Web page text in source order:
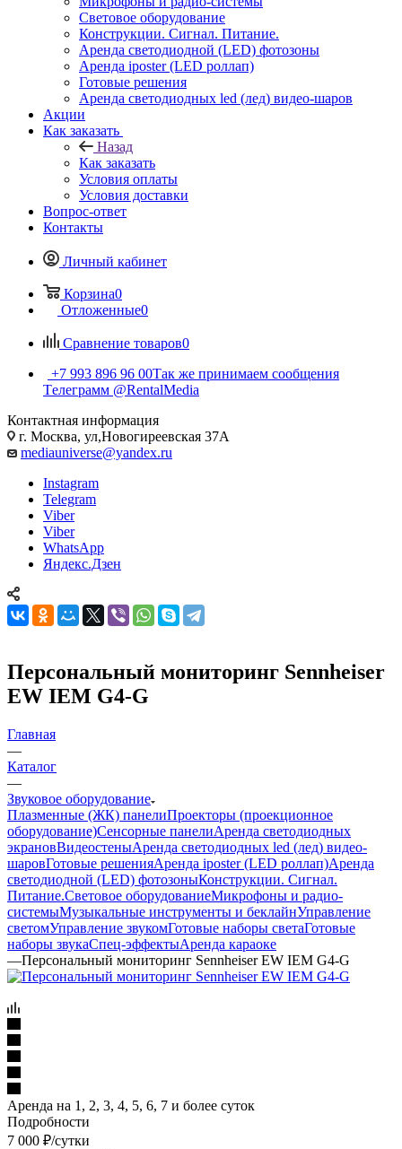
Световое оборудование
Конструкции. Сигнал. Питание.
Аренда светодиодной (LED) фотозоны
Аренда iposter (LED роллап)
Готовые решения
Аренда светодиодных led (лед) видео-шаров
Акции
Как заказать
Назад
Как заказать
Условия оплаты
Условия доставки
Вопрос-ответ
Контакты
Личный кабинет
Корзина0
Отложенные0
Сравнение товаров0
+7 993 896 96 00Так же принимаем сообщения
Tелеграмм @RentalMedia
Контактная информация
г. Москва, ул,Новогиреевская 37А
mediauniverse@yandex.ru
Instagram
Telegram
Viber
Viber
WhatsApp
Яндекс.Дзен
Персональный мониторинг Sennheiser
EW IEM G4-G
Главная
—
Каталог
—
Звуковое оборудование
Плазменные (ЖК) панелиПроекторы (проекционное
оборудование)Сенсорные панелиАренда светодиодных
экрановВидеостеныАренда светодиодных led (лед) видео-
шаровГотовые решенияАренда iposter (LED роллап)Аренда
светодиодной (LED) фотозоныКонструкции. Сигнал.
Питание.Световое оборудованиеМикрофоны и радио-
системыМузыкальные инструменты и беклайнУправление
светомУправление звукомГотовые наборы светаГотовые
наборы звукаСпец-эффектыАренда караоке
—Персональный мониторинг Sennheiser EW IEM G4-G
Аренда на 1, 2, 3, 4, 5, 6, 7 и более суток
Подробности
7 000 ₽/сутки